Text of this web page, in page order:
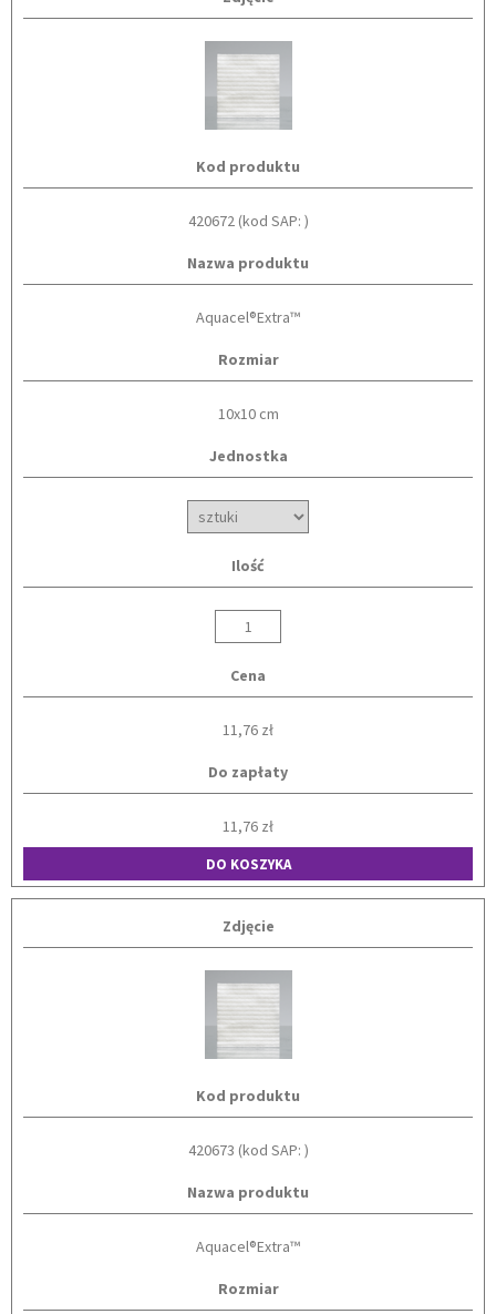
Kod produktu
420672 (kod SAP: )
Nazwa produktu
Aquacel®Extra™
Rozmiar
10x10 cm
Jednostka
Ilość
Cena
11,76 zł
Do zapłaty
11,76 zł
DO KOSZYKA
Zdjęcie
Kod produktu
420673 (kod SAP: )
Nazwa produktu
Aquacel®Extra™
Rozmiar